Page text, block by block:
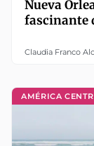
Nueva
fascinante
Claudia Franco
AMÉRICA